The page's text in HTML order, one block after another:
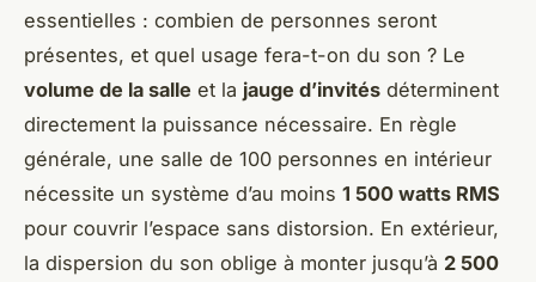
essentielles : combien de personnes seront
présentes, et quel usage fera-t-on du son ? Le
volume de la salle et la jauge d’invités déterminent
directement la puissance nécessaire. En règle
générale, une salle de 100 personnes en intérieur
nécessite un système d’au moins 1 500 watts RMS
pour couvrir l’espace sans distorsion. En extérieur,
la dispersion du son oblige à monter jusqu’à 2 500